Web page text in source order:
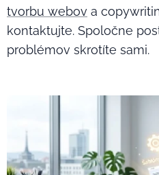
tvorbu webov a
kontaktujte. Spoločne
problémov skrotíte sami.